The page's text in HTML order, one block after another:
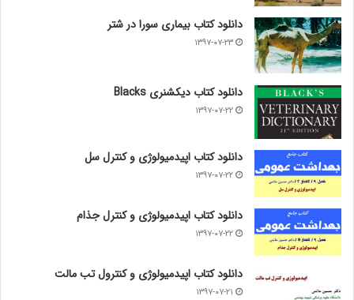
دانلود کتاب بیماری سورا در شتر
۱۳۹۷-۰۷-۲۳
دانلود کتاب دیکشنری Blacks
۱۳۹۷-۰۷-۲۲
دانلود کتاب اپیدمیولوژی و کنترل سل
۱۳۹۷-۰۷-۲۲
دانلود کتاب اپیدمیولوژی و کنترل جذام
۱۳۹۷-۰۷-۲۲
دانلود کتاب اپیدمیولوژی و کنترول تب مالت
۱۳۹۷-۰۷-۲۱